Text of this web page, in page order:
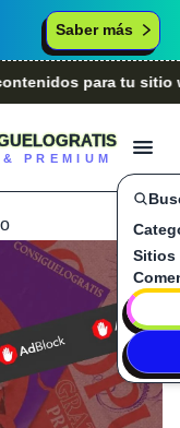
Saber más
para tu sitio
PREMIUM
Sitios